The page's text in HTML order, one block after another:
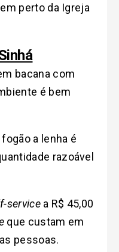
perto da Igreja
bacana com
é bem
a lenha é
razoável
servicea R$ 45,00
que custam em
pessoas.